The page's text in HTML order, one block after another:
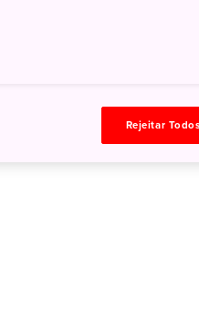
Rejeitar Todos